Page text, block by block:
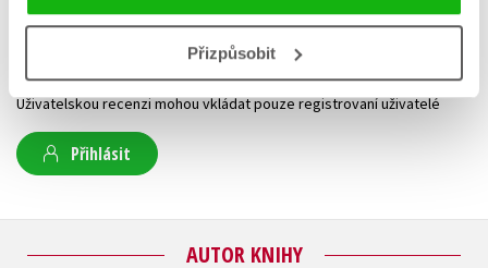
Přizpůsobit
Uživatelskou recenzi mohou vkládat pouze registrovaní uživatelé
Přihlásit
AUTOR KNIHY